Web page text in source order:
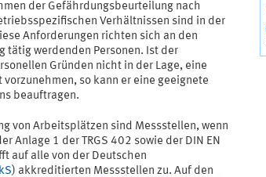
der Gefährdungsbeurteilung nach
Verhältnissen sind in der
Anforderungen richten sich an den
tätig werdenden Personen. Ist der
Gründen nicht in der Lage, eine
so kann er eine geeignete
beauftragen.
von Arbeitsplätzen sind Messstellen, wenn
Anlage 1 der TRGS 402 sowie der DIN EN
auf alle von der Deutschen
) akkreditierten Messstellen zu. Auf den